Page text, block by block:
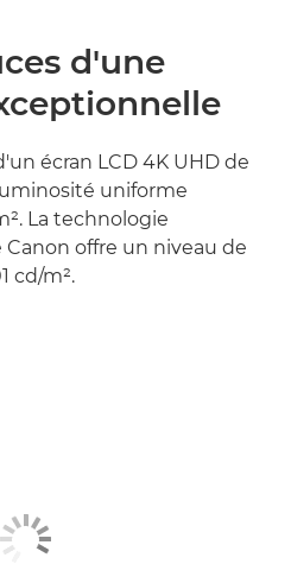
d'une
écran LCD 4K UHD de
uniforme
La technologie
offre un niveau de
cd/m².